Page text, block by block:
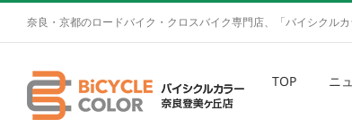
奈良・京都のロードバイク・クロスバイク専門店、「バイシクルカ
TOP ニ